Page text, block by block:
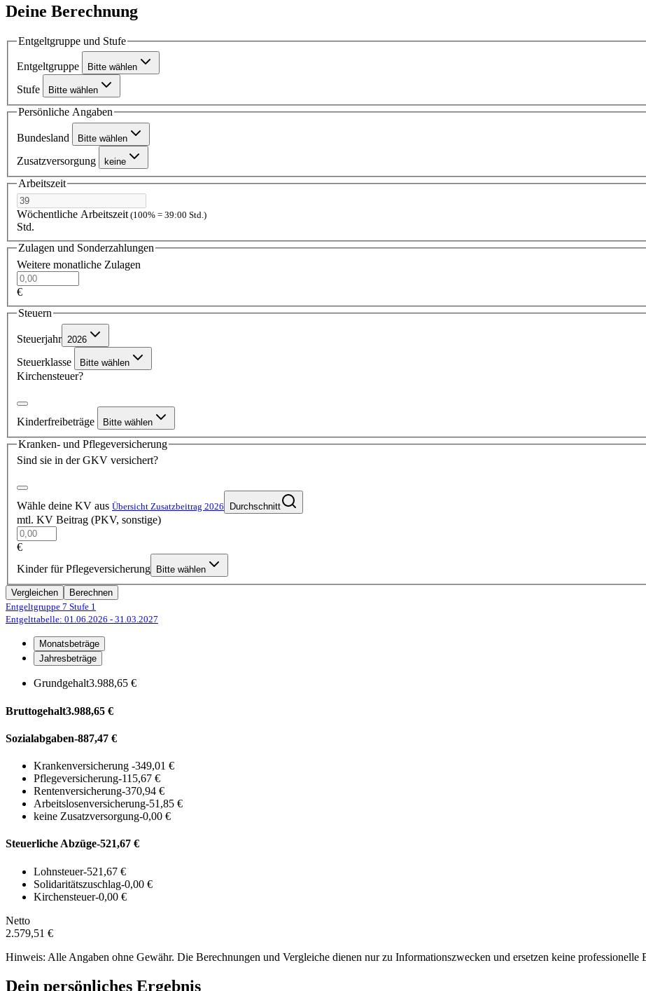
Deine Berechnung
Entgeltgruppe und Stufe
Entgeltgruppe Bitte wählen
Stufe Bitte wählen
Persönliche Angaben
Bundesland Bitte wählen
Zusatzversorgung keine
Arbeitszeit
Wöchentliche Arbeitszeit(100% = 39:00 Std.)
Std.
Zulagen und Sonderzahlungen
Weitere monatliche Zulagen
€
Steuern
Steuerjahr 2026
Steuerklasse Bitte wählen
Kirchensteuer?
Kinderfreibeträge Bitte wählen
Kranken- und Pflegeversicherung
Sind sie in der GKV versichert?
Wähle deine KV aus Übersicht Zusatzbeitrag 2026 Durchschnitt
mtl. KV Beitrag (PKV, sonstige)
€
Kinder für Pflegeversicherung
Bitte wählen
Vergleichen
Berechnen
Entgeltgruppe 7 Stufe 1
Entgelttabelle: 01.06.2026 - 31.03.2027
Monatsbeträge
Jahresbeträge
Grundgehalt3.988,65 €
Bruttogehalt3.988,65 €
Sozialabgaben-887,47 €
Krankenversicherung -349,01 €
Pflegeversicherung-115,67 €
Rentenversicherung-370,94 €
Arbeitslosenversicherung-51,85 €
keine Zusatzversorgung-0,00 €
Steuerliche Abzüge-521,67 €
Lohnsteuer-521,67 €
Solidaritätszuschlag-0,00 €
Kirchensteuer-0,00 €
Netto
2.579,51 €
Hinweis: Alle Angaben ohne Gewähr. Die Berechnungen und Vergleiche dienen nur zu Informationszwecken und ersetzen keine professionelle
Dein persönliches Ergebnis